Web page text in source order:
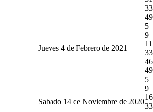
33
49
Jueves 4 de Febrero de 2021
5
9
11
33
46
49
Sabado 14 de Noviembre de 2020
5
9
16
33